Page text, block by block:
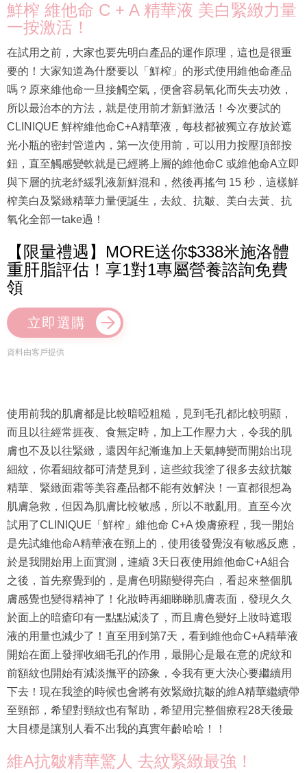
鮮榨 維他命 C + A 精華液 美白緊緻力量
一按激活！
在試用之前，大家也要先明白產品的運作原理，這也是很重
要的！大家知道為什麼要以「鮮榨」的形式使用維他命產品
嗎？原來維他命一旦接觸空氣，便會容易氧化而失去功效，
所以最治本的方法，就是使用前才新鮮激活！今次要試的
CLINIQUE 鮮榨維他命C+A精華液，每枝都被獨立存放於遮
光小瓶的密封管道內，第一次使用前，可以用力按壓頂部按
鈕，直至觸感變軟就是已經將上層的維他命C 或維他命A立即
與下層的抗老紓緩乳液新鮮混和，然後再搖勻 15 秒，這樣鮮
榨美白及緊緻精華力量便誕生，去紋、抗皺、美白去黃、抗
氧化全部一take過！
【限量禮遇】MORE送你$338米施洛體
重肝脂評估！享1對1專屬營養諮詢免費
領
立即選購
資料由客戶提供
使用前我的肌膚都是比較暗啞粗糙，見到毛孔都比較明顯，
而且以往經常捱夜、食無定時，加上工作壓力大，令我的肌
膚也不及以往緊緻，還因年紀漸進加上天氣轉變而開始出現
細紋，你看細紋都可清楚見到，這些紋我塗了很多去紋抗皺
精華、緊緻面霜等美容產品都不能有效解決！一直都很想為
肌膚急救，但因為肌膚比較敏感，所以不敢亂用。直至今次
試用了CLINIQUE「鮮榨」維他命 C+A 煥膚療程，我一開始
是先試維他命A精華液在頸上的，使用後發覺沒有敏感反應，
於是我開始用上面實測，連續 3天日夜使用維他命C+A組合
之後，首先察覺到的，是膚色明顯變得亮白，看起來整個肌
膚感覺也變得精神了！化妝時再細睇睇肌膚表面，發現久久
於面上的暗瘡印有一點點減淡了，而且膚色變好上妝時遮瑕
液的用量也減少了！直至用到第7天，看到維他命C+A精華液
開始在面上發揮收細毛孔的作用，最開心是最在意的虎紋和
前額紋也開始有減淡撫平的跡象，令我有更大決心要繼續用
下去！現在我塗的時候也會將有效緊緻抗皺的維A精華繼續帶
至頸部，希望對頸紋也有幫助，希望用完整個療程28天後最
大目標是讓別人看不出我的真實年齡哈哈！！
維A抗皺精華驚人 去紋緊緻最強！